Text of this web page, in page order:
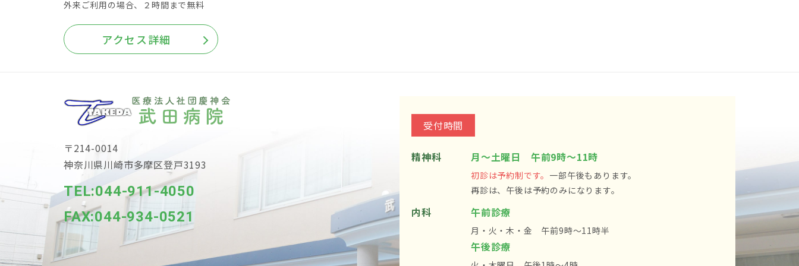
外来ご利用の場合、２時間まで無料
アクセス詳細
〒214-0014
神奈川県川崎市多摩区登戸3193
TEL:044-911-4050
FAX:044-934-0521
受付時間
精神科 月～土曜日 午前9時～11時
初診は予約制です。 一部午後もあります。
再診は、午後は予約のみになります。
内科 午前診療
月・火・木・金 午前9時～11時半
午後診療